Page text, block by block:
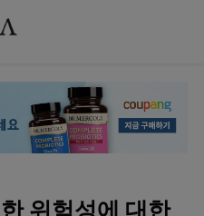
위험성에 대한